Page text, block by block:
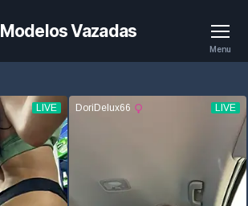
Modelos Vazadas
Menu